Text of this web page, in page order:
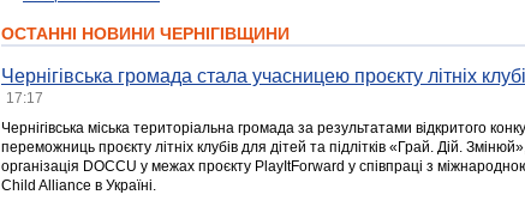
ОСТАННІ НОВИНИ ЧЕРНІГІВЩИНИ
Чернігівська громада стала учасницею проєкту літніх
17:17
Чернігівська міська територіальна громада за результатами відкритого
переможниць проєкту літніх клубів для дітей та підлітків «Грай. Дій.
організація DOCCU у межах проєкту PlayItForward у співпраці з
Child Alliance в Україні.